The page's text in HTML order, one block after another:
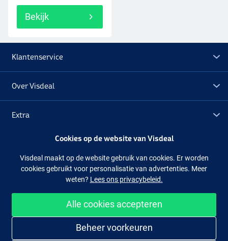
Bekijk
Klantenservice
Over Visdeal
Extra
Facebook Instagram
Makkelijk en veilig shoppen
Cookies op de website van Visdeal
Visdeal maakt op de website gebruik van cookies. Er worden
cookies gebruikt voor personalisatie van advertenties. Meer
weten? Lees ons privacybeleid.
Alle cookies accepteren
Beheer voorkeuren